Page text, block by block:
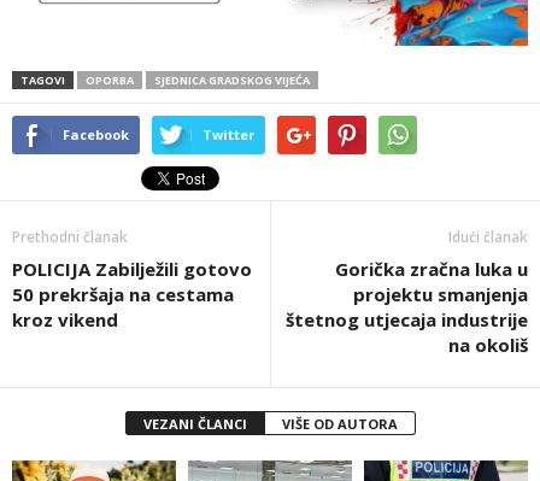
TAGOVI OPORBA SJEDNICA GRADSKOG VIJEĆA
Facebook Twitter
Prethodni članak
POLICIJA Zabilježili gotovo
50 prekršaja na cestama
kroz vikend
Idući članak
Gorička zračna luka u
projektu smanjenja
štetnog utjecaja industrije
na okoliš
VEZANI ČLANCI VIŠE OD AUTORA